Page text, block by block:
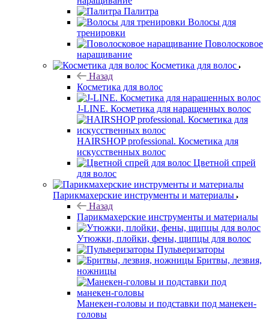
Палитра
Волосы для
тренировки
Поволосковое
наращивание
Косметика для волос
Назад
Косметика для волос
J-LINE. Косметика для наращенных волос
HAIRSHOP professional. Косметика для
искусственных волос
Цветной спрей
для волос
Парикмахерские инструменты и материалы
Назад
Парикмахерские инструменты и материалы
Утюжки, плойки, фены, щипцы для волос
Пульверизаторы
Бритвы, лезвия,
ножницы
Манекен-головы и подставки под манекен-
головы